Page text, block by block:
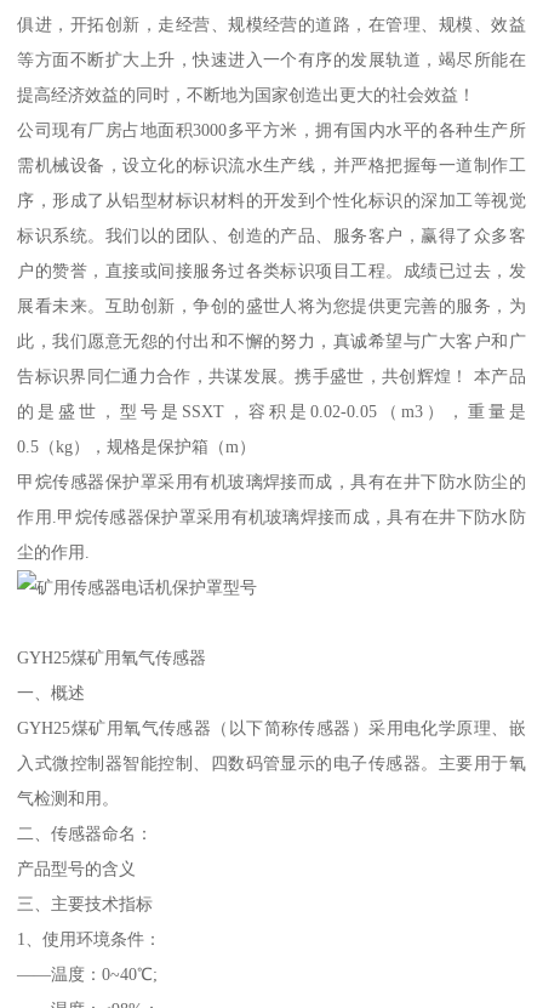
俱进，开拓创新，走经营、规模经营的道路，在管理、规模、效益
等方面不断扩大上升，快速进入一个有序的发展轨道，竭尽所能在
提高经济效益的同时，不断地为国家创造出更大的社会效益！
公司现有厂房占地面积3000多平方米，拥有国内水平的各种生产所
需机械设备，设立化的标识流水生产线，并严格把握每一道制作工
序，形成了从铝型材标识材料的开发到个性化标识的深加工等视觉
标识系统。我们以的团队、创造的产品、服务客户，赢得了众多客
户的赞誉，直接或间接服务过各类标识项目工程。成绩已过去，发
展看未来。互助创新，争创的盛世人将为您提供更完善的服务，为
此，我们愿意无怨的付出和不懈的努力，真诚希望与广大客户和广
告标识界同仁通力合作，共谋发展。携手盛世，共创辉煌！ 本产品
的是盛世，型号是SSXT，容积是0.02-0.05（m3），重量是
0.5（kg），规格是保护箱（m）
甲烷传感器保护罩采用有机玻璃焊接而成，具有在井下防水防尘的
作用.甲烷传感器保护罩采用有机玻璃焊接而成，具有在井下防水防
尘的作用.
GYH25煤矿用氧气传感器
一、概述
GYH25煤矿用氧气传感器（以下简称传感器）采用电化学原理、嵌
入式微控制器智能控制、四数码管显示的电子传感器。主要用于氧
气检测和用。
二、传感器命名：
产品型号的含义
三、主要技术指标
1、使用环境条件：
——温度：0~40℃;